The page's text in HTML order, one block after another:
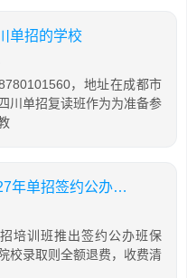
单招的学校
，地址在成都市
川单招复读班作为为准备参
郫都区普华单招培训怎么样，27年单招签约公办，未录取全额退费，是真实的吗
培训班推出签约公办班保
校录取则全额退费，收费清